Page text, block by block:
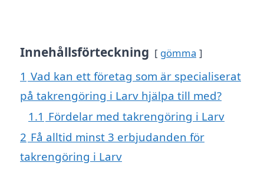
Innehållsförteckning gömma
1 Vad kan ett företag som är specialiserat
på takrengöring i Larv hjälpa till med?
1.1 Fördelar med takrengöring i Larv
2 Få alltid minst 3 erbjudanden för
takrengöring i Larv